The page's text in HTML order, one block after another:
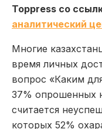
Toppress со
аналитический
Многие
время личных
вопрос «Каким
37% опрошенных
считается
которых 52%